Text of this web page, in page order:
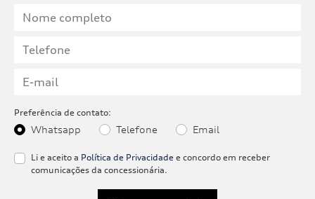
Preferência de contato:
Whatsapp Telefone Email
Li e aceito a Política de Privacidade e concordo em receber
comunicações da concessionária.